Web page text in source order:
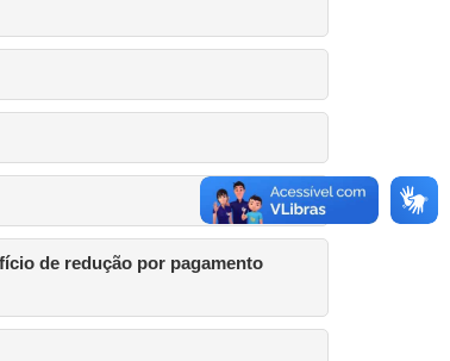
de redução por pagamento